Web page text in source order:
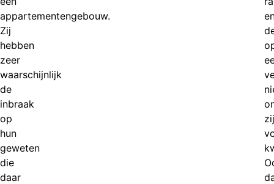
appartementengebouw.
Zij
hebben
zeer
waarschijnlijk
de
inbraak
op
hun
geweten
die
daar